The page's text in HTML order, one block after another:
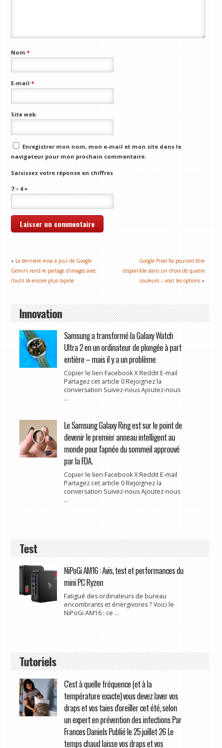
Nom*
E-mail*
Site web
Enregistrer mon nom, mon e-mail et mon site dans le
navigateur pour mon prochain commentaire.
Saisissez votre réponse en chiffres
7 − 4 =
« La dernière mise à jour de Google
Gemini rend le partage d'images avec
l'outil IA encore plus rapide
Google Pixel 9a pourrait être
disponible dans un choix de quatre
couleurs – voici les options »
Innovation
Samsung a transformé la Galaxy Watch
Ultra 2 en un ordinateur de plongée à part
entière – mais il y a un problème
Copier le lien Facebook X Reddit E-mail
Partagez cet article 0 Rejoignez la
conversation Suivez-nous Ajoutez-nous
...
Le Samsung Galaxy Ring est sur le point de
devenir le premier anneau intelligent au
monde pour l'apnée du sommeil approuvé
par la FDA.
Copier le lien Facebook X Reddit E-mail
Partagez cet article 0 Rejoignez la
conversation Suivez-nous Ajoutez-nous
...
Test
NiPoGi AM16 : Avis, test et performances du
mini PC Ryzen
Fatigué des ordinateurs de bureau
encombrants et énergivores ? Voici le
NiPoGi AM16 : ce ...
Tutoriels
C'est à quelle fréquence (et à la
température exacte) vous devez laver vos
draps et vos taies d'oreiller cet été, selon
un expert en prévention des infections Par
Frances Daniels Publié le 25 juillet 26 Le
temps chaud laisse vos draps et vos